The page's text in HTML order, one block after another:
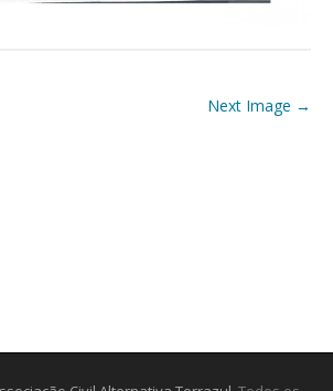
Next Image →